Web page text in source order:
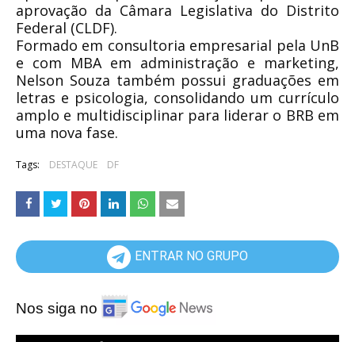
aprovação da Câmara Legislativa do Distrito
Federal (CLDF).
Formado em consultoria empresarial pela UnB
e com MBA em administração e marketing,
Nelson Souza também possui graduações em
letras e psicologia, consolidando um currículo
amplo e multidisciplinar para liderar o BRB em
uma nova fase.
Tags: DESTAQUE DF
ENTRAR NO GRUPO
Nos siga no